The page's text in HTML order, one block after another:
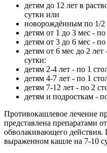
детям до 12 лет в
сутки или
новорождённым по 1/2
детям от 1 до 3 мес -
детям от 3 до 6 мес -
детям от 6 мес до 2
сутки:
детям 2-4 лет - по 1
детям 4-7 лет - по 1
детям 7-12 лет - по 2
детям и подросткам -
Противокашлевое лечение
представлена препаратами
обволакивающего действия.
выраженном кашле на 7-10